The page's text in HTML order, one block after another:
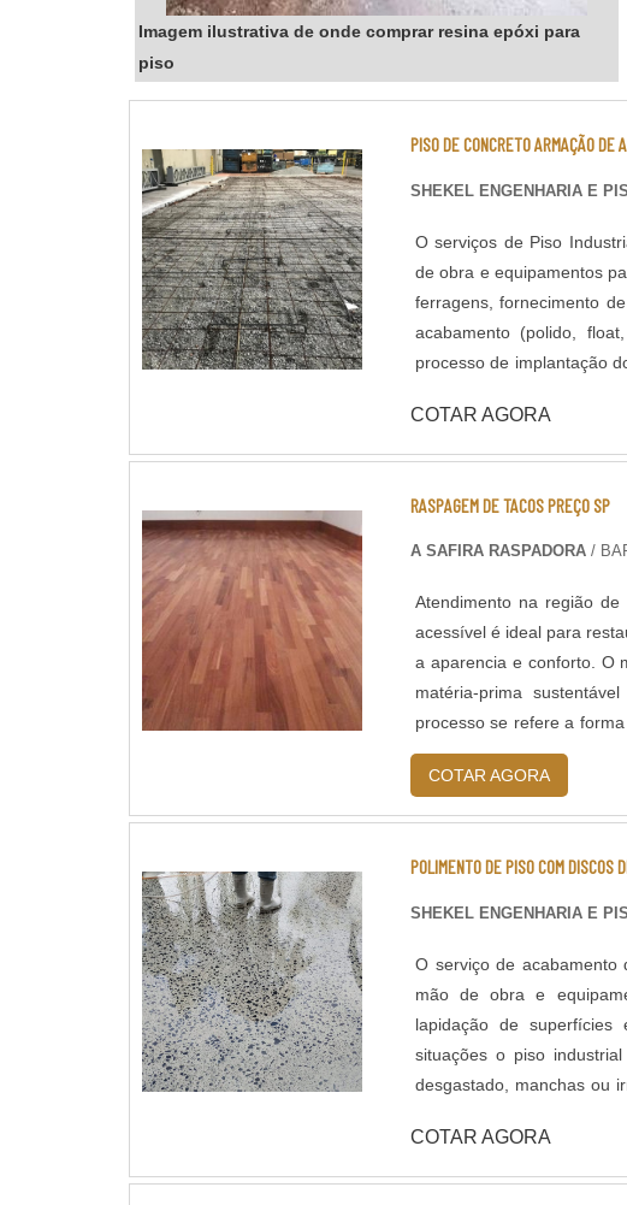
Imagem ilustrativa de onde comprar resina epóxi para
piso
PISO DE CONCRETO ARMAÇÃO DE
SHEKEL ENGENHARIA E
O serviços de Piso
de obra e equipamentos
ferragens, fornecimento
acabamento (polido, float,
processo de implantação
fornecido pelo cliente. A pavimentação de Concreto pode ser armada em aço ou com telas
de fiber glass, entre
retração do piso. A Shekel Engenharia também dispõe de serviços de acabamento do
concreto e pintura de
nosso rol de atividades, a
importância em projetos
COTAR AGORA
RASPAGEM DE TACOS PREÇO SP
A SAFIRA RASPADORA/
Atendimento na região
acessível é ideal para
a aparencia e conforto. O
matéria-prima
processo se refere a
função a remoção d....
COTAR AGORA
POLIMENTO DE PISO COM DISCOS
SHEKEL ENGENHARIA E
O serviço de acabamento
mão de obra e
lapidação de superfícies em concreto. Reforma de
situações o piso
desgastado, manchas ou
através de polimento
tratar a superfície polida. Lapidação de Piso: Assim como o polimento, é um acabamento
COTAR AGORA